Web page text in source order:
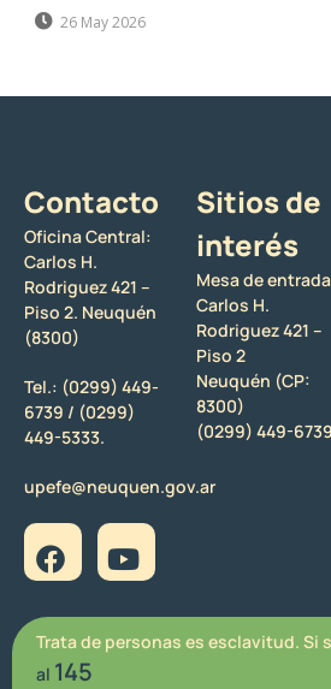
26 May 2026
Contacto
Oficina Central:
Carlos H.
Rodriguez 421 –
Piso 2. Neuquén
(8300)
Tel.: (0299) 449-
6739 / (0299)
449-5333.
upefe@neuquen.gov.ar
Sitios de
interés
Mesa de entrada
Carlos H.
Rodriguez 421 –
Piso 2
Neuquén (CP:
8300)
(0299) 449-6739
Trata de personas es esclavitud. Si
al 145